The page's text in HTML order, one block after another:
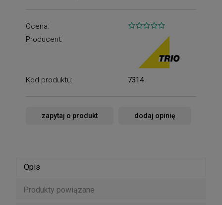
Ocena:
Producent:
Kod produktu: 7314
zapytaj o produkt dodaj opinię
Opis
Produkty powiązane